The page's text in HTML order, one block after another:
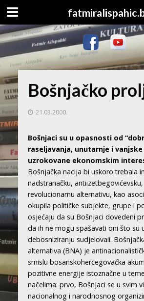
Bošnjačko
21.03.2000.
Bošnjaci su u opasnosti od
raseljavanja, unutarnje i
uzrokovane ekonomskim
Bošnjačka nacija bi uskoro trebala
nadstranačku, antiizetbegovićevsku,
revolucionarnu alternativu, kao
okupila političke subjekte, grupe i
osjećaju da su Bošnjaci dovedeni
da ih ne mogu spašavati oni što su
debosniziranju sudjelovali.
alternativa (BNA) je
smislu bosanskohercegovačka
pozitivne energije istoznačne u
načelima: prvo, Bošnjaci se u svim
nacionalnog i narodnosnog